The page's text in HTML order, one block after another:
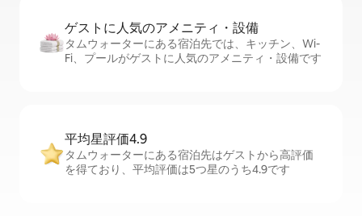
ゲストに人⁠気⁠のア⁠メ⁠ニ⁠テ⁠ィ・設⁠備
タムウォーターにある宿泊先では、キッチン、Wi-
Fi、プールがゲストに人気のアメニティ・設備です
平均星評価4.9
タムウォーターにある宿泊先はゲストから高評価
を得ており、平均評価は5つ星のうち4.9です